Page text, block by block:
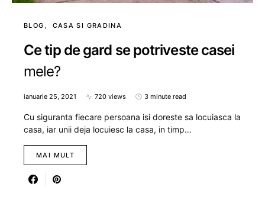
BLOG CASA SI GRADINA
Ce tip de gard se potriveste casei
mele?
ianuarie 25, 2021 720 views 3 minute read
Cu siguranta fiecare persoana isi doreste sa locuiasca la
casa, iar unii deja locuiesc la casa, in timp…
MAI MULT